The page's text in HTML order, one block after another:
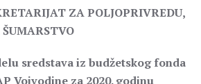
ZA POLJOPRIVREDU,
sredstava iz budžetskog fonda
Vojvodine za 2020. godinu